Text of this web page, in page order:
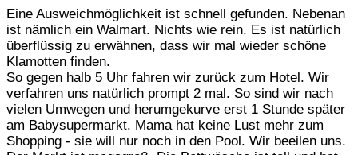
Eine Ausweichmöglichkeit ist schnell gefunden. Nebenan
ist nämlich ein Walmart. Nichts wie rein. Es ist natürlich
überflüssig zu erwähnen, dass wir mal wieder schöne
Klamotten finden.
So gegen halb 5 Uhr fahren wir zurück zum Hotel. Wir
verfahren uns natürlich prompt 2 mal. So sind wir nach
vielen Umwegen und herumgekurve erst 1 Stunde später
am Babysupermarkt. Mama hat keine Lust mehr zum
Shopping - sie will nur noch in den Pool. Wir beeilen uns.